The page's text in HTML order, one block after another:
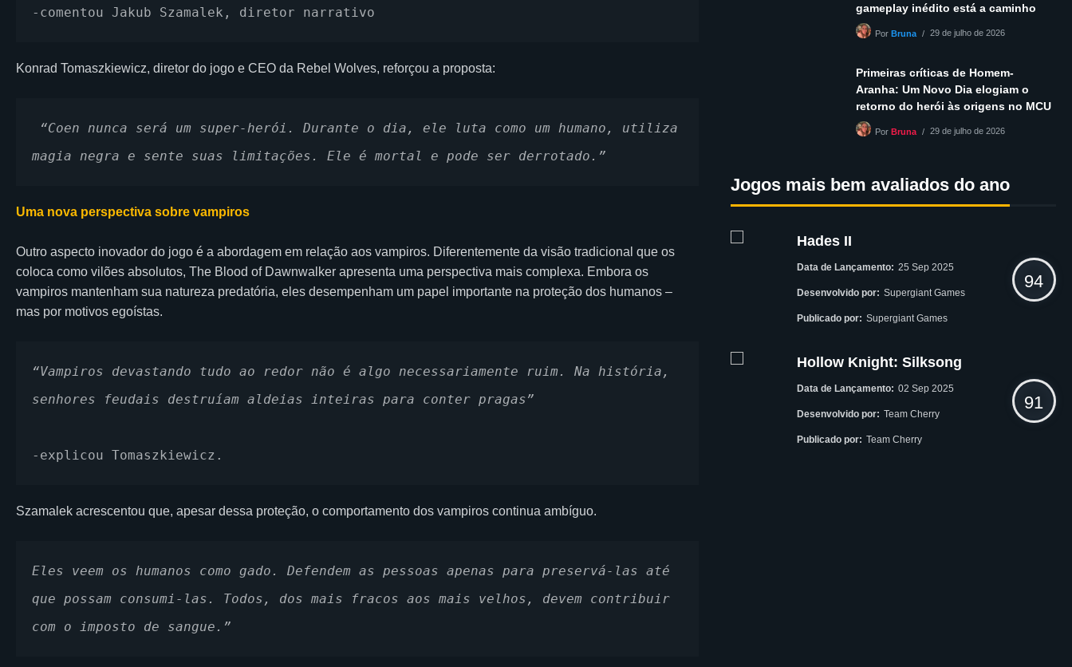
-comentou Jakub Szamalek, diretor narrativo
Konrad Tomaszkiewicz, diretor do jogo e CEO da Rebel Wolves, reforçou a proposta:
magia negra e sente suas limitações. Ele é mortal e pode ser derrotado.”
Uma nova perspectiva sobre vampiros
Outro aspecto inovador do jogo é a abordagem em relação aos vampiros. Diferentemente da visão tradicional que os
coloca como vilões absolutos, The Blood of Dawnwalker apresenta uma perspectiva mais complexa. Embora os
vampiros mantenham sua natureza predatória, eles desempenham um papel importante na proteção dos humanos –
mas por motivos egoístas.
“Vampiros devastando tudo ao redor não é algo necessariamente ruim. Na história,
senhores feudais destruíam aldeias inteiras para conter pragas”
-explicou Tomaszkiewicz.
Szamalek acrescentou que, apesar dessa proteção, o comportamento dos vampiros continua ambíguo.
Eles veem os humanos como gado. Defendem as pessoas apenas para preservá-las até
que possam consumi-las. Todos, dos mais fracos aos mais velhos, devem contribuir
com o imposto de sangue.”
gameplay inédito está a caminho
PorBruna 29 de julho de 2026
Primeiras críticas de Homem-
Aranha: Um Novo Dia elogiam o
retorno do herói às origens no MCU
PorBruna 29 de julho de 2026
Jogos mais bem avaliados do ano
Hades II
Data de Lançamento: 25 Sep 2025
Desenvolvido por: Supergiant Games
Publicado por: Supergiant Games
94
Hollow Knight: Silksong
Data de Lançamento: 02 Sep 2025
Desenvolvido por: Team Cherry
Publicado por: Team Cherry
91